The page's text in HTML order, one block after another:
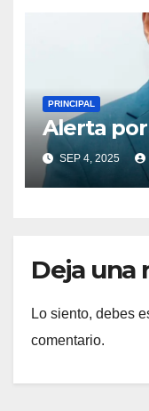
PRINCIPAL
Alerta
SEP 4, 2025
Deja una
Lo siento, debes
comentario.